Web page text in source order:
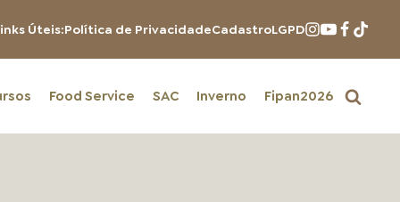
Úteis:Política de PrivacidadeCadastroLGPD
Food Service SAC Inverno Fipan2026